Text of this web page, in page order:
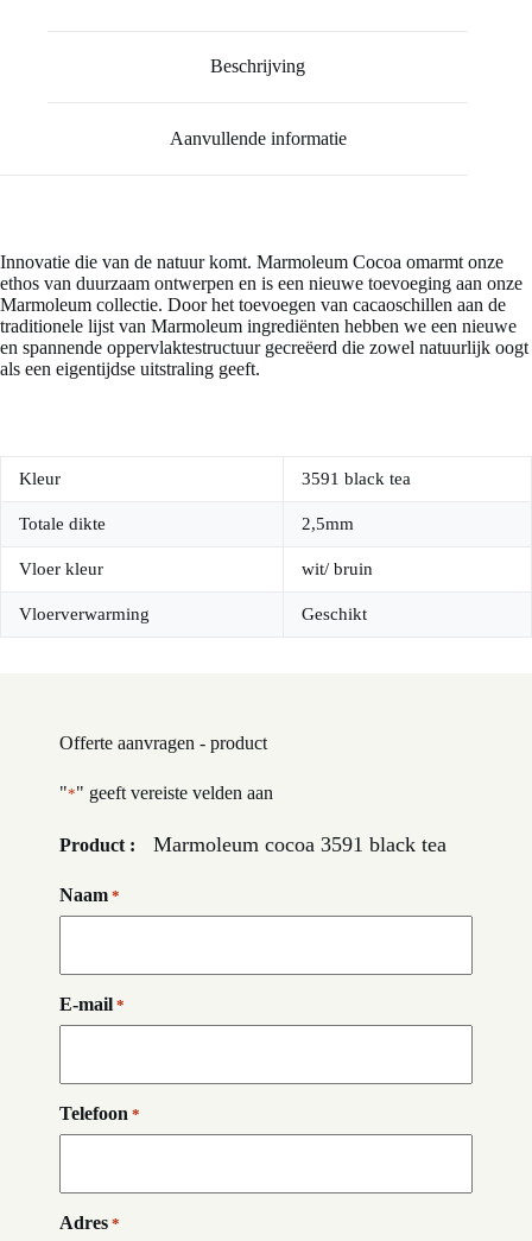
Beschrijving
Aanvullende informatie
Innovatie die van de natuur komt. Marmoleum Cocoa omarmt onze
ethos van duurzaam ontwerpen en is een nieuwe toevoeging aan onze
Marmoleum collectie. Door het toevoegen van cacaoschillen aan de
traditionele lijst van Marmoleum ingrediënten hebben we een nieuwe
en spannende oppervlaktestructuur gecreëerd die zowel natuurlijk oogt
als een eigentijdse uitstraling geeft.
Kleur 3591 black tea
Totale dikte 2,5mm
Vloer kleur wit/ bruin
Vloerverwarming Geschikt
Offerte aanvragen - product
"*" geeft vereiste velden aan
Product : Marmoleum cocoa 3591 black tea
Naam *
E-mail *
Telefoon *
Adres *